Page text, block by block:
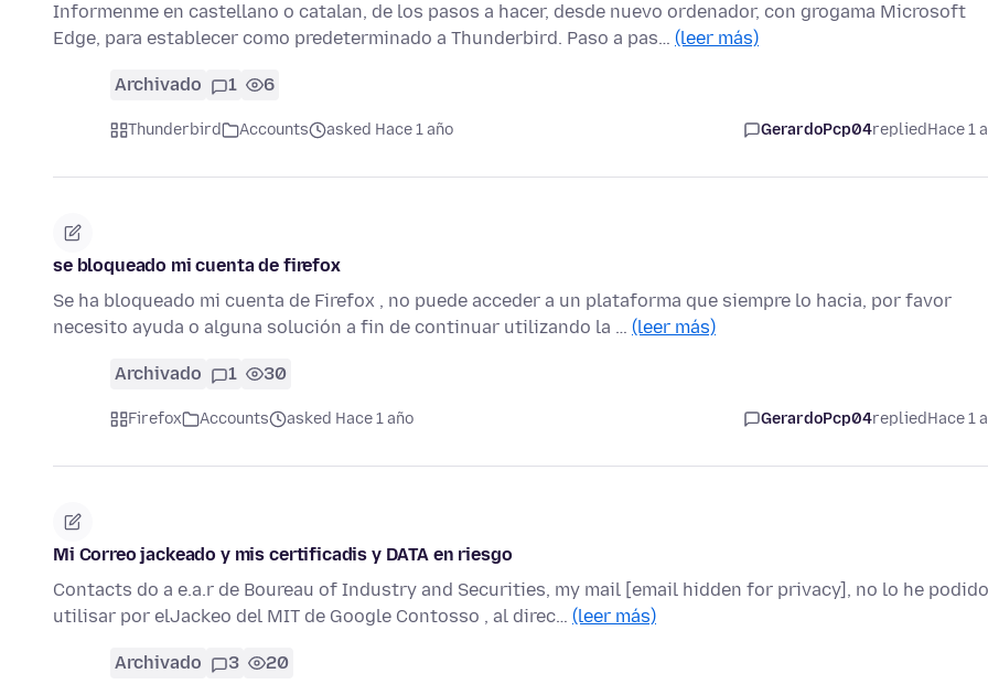
Informenme en castellano o catalan, de los pasos a hacer, desde nuevo ordenador, con grogama Microsoft
Edge, para establecer como predeterminado a Thunderbird. Paso a pas… (leer más)
Archivado 1 6
Thunderbird Accounts asked Hace 1 año GerardoPcp04repliedHace 1
se bloqueado mi cuenta de firefox
Se ha bloqueado mi cuenta de Firefox , no puede acceder a un plataforma que siempre lo hacia, por favor
necesito ayuda o alguna solución a fin de continuar utilizando la … (leer más)
Archivado 1 30
Firefox Accounts asked Hace 1 año GerardoPcp04repliedHace 1
Mi Correo jackeado y mis certificadis y DATA en riesgo
Contacts do a e.a.r de Boureau of Industry and Securities, my mail [email hidden for privacy], no lo he podido
utilisar por elJackeo del MIT de Google Contosso , al direc… (leer más)
Archivado 3 20